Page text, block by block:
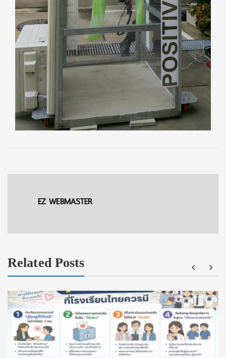
EZ WEBMASTER
Related Posts